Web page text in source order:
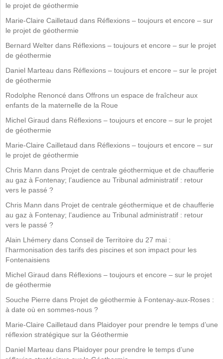
le projet de géothermie
Marie-Claire Cailletaud dans Réflexions – toujours et encore – sur
le projet de géothermie
Bernard Welter dans Réflexions – toujours et encore – sur le projet
de géothermie
Daniel Marteau dans Réflexions – toujours et encore – sur le projet
de géothermie
Rodolphe Renoncé dans Offrons un espace de fraîcheur aux
enfants de la maternelle de la Roue
Michel Giraud dans Réflexions – toujours et encore – sur le projet
de géothermie
Marie-Claire Cailletaud dans Réflexions – toujours et encore – sur
le projet de géothermie
Chris Mann dans Projet de centrale géothermique et de chaufferie
au gaz à Fontenay; l’audience au Tribunal administratif : retour
vers le passé ?
Chris Mann dans Projet de centrale géothermique et de chaufferie
au gaz à Fontenay; l’audience au Tribunal administratif : retour
vers le passé ?
Alain Lhémery dans Conseil de Territoire du 27 mai :
l’harmonisation des tarifs des piscines et son impact pour les
Fontenaisiens
Michel Giraud dans Réflexions – toujours et encore – sur le projet
de géothermie
Souche Pierre dans Projet de géothermie à Fontenay-aux-Roses :
à date où en sommes-nous ?
Marie-Claire Cailletaud dans Plaidoyer pour prendre le temps d’une
réflexion stratégique sur la Géothermie
Daniel Marteau dans Plaidoyer pour prendre le temps d’une